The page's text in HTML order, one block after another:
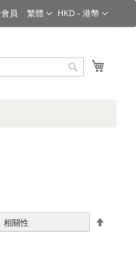
金額
HKD - 港幣
語言
繁體
員